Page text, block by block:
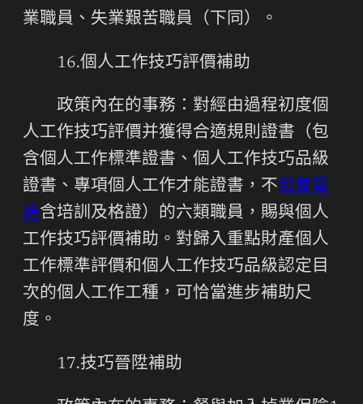
業職員、失業艱苦職員（下同）。
16.個人工作技巧評價補助
政策內在的事務：對經由過程初度個
人工作技巧評價并獲得合適規則證書（包
含個人工作標準證書、個人工作技巧品級
證書、專項個人工作才能證書，不包養管
道含培訓及格證）的六類職員，賜與個人
工作技巧評價補助。對歸入重點財產個人
工作標準評價和個人工作技巧品級認定目
次的個人工作工種，可恰當進步補助尺
度。
17.技巧晉陞補助